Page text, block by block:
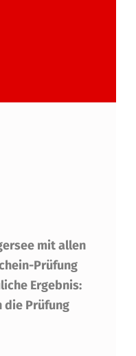
mit allen
Prüfung
Ergebnis:
die Prüfung